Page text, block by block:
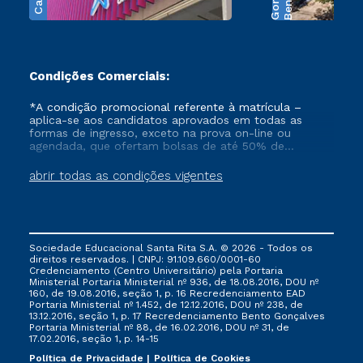
Condições Comerciais:
abrir todas as condições vigentes
*A condição promocional referente à matrícula –
aplica-se aos candidatos aprovados em todas as
formas de ingresso, exceto na prova on-line ou
agendada, que ofertam bolsas de até 50% de
que ainda não tenham efetivado e/ou não tenham
cancelado ou trancado sua matrícula em uma das
FIES, Prouni e outros programas governamentais, e
não se acumula com nenhuma outra campanha
ofertada pela Instituição.
Sociedade Educacional Santa Rita S.A. © 2026 - Todos os
direitos reservados. | CNPJ: 91.109.660/0001-60
Credenciamento (Centro Universitário) pela Portaria
Ministerial Portaria Ministerial nº 936, de 18.08.2016, DOU nº
160, de 19.08.2016, seção 1, p. 16 Recredenciamento EAD
Portaria Ministerial nº 1.452, de 12.12.2016, DOU nº 238, de
13.12.2016, seção 1, p. 17 Recredenciamento Bento Gonçalves
Portaria Ministerial nº 88, de 16.02.2016, DOU nº 31, de
17.02.2016, seção 1, p. 14-15
Política de Privacidade
Política de Cookies